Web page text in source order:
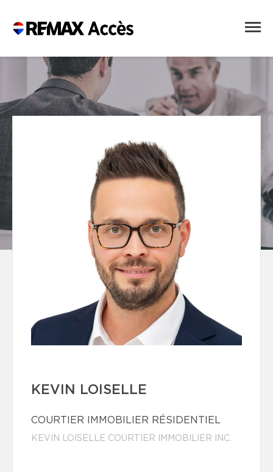
KEVIN LOISELLE
COURTIER IMMOBILIER RÉSIDENTIEL
KEVIN LOISELLE COURTIER IMMOBILIER INC.